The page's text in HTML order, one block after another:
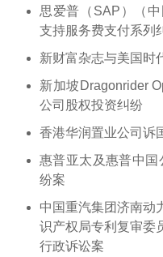
思爱普（SAP）（
支持服务费支付系列
新财富杂志与美国时
新加坡Dragonrider
公司股权投资纠纷
香港华润置业公司诉
惠普亚太及惠普中国
纷案
中国重汽集团济南动
识产权局专利复审委
行政诉讼案